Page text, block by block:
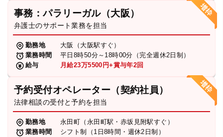
事務：パラリーガル（大阪）
弁護士のサポート業務を担当
勤務地
大阪（大阪駅すぐ）
業務時間
平日8時50分～18時00分（完全週休2日制）
給与
月給23万5500円+賞与年2回
予約受付オペレーター（契約社員）
法律相談の受付と予約を担当
勤務地
永田町（永田町駅・赤坂見附駅すぐ）
業務時間
シフト制（1日8時間・週休2日制）
求人採用
お知らせ
特設サイト
相談先情報サイト